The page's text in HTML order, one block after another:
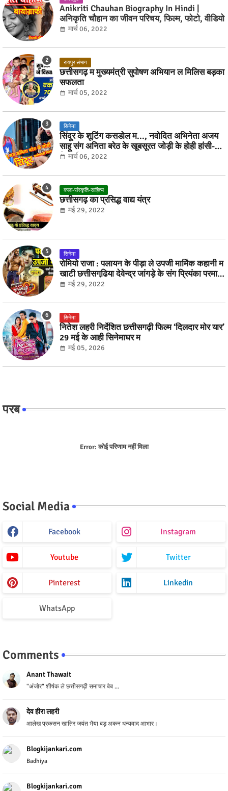
Anikriti Chauhan Biography In Hindi |
अनिकृति चौहान का जीवन परिचय, फिल्म, फोटो, वीडियो
मार्च 06, 2022
रायपुर संभाग
छत्तीसगढ़ म मुख्यमंत्री सुपोषण अभियान ल मिलिस बड़का
सफलता
मार्च 05, 2022
सिनेमा
सिंदूर के शूटिंग कसडोल म..., नवोदित अभिनेता अजय
साहू संग अनिता बरेठ के खूबसूरत जोड़ी के होही हांसी-
ठिठोली
मार्च 06, 2022
कला-संस्कृति-साहित्य
छत्तीसगढ़ का प्रसिद्ध वाद्य यंत्र
मई 29, 2022
सिनेमा
रोमियो राजा : पलायन के पीड़ा ले उपजी मार्मिक कहानी म
खाटी छत्तीसगढि़या देवेन्द्र जांगड़े के संग प्रियंका परमार
के दमदार अदाकारी
मई 29, 2022
सिनेमा
नितेश लहरी निर्देशित छत्तीसगढ़ी फिल्म ‘दिलदार मोर यार’
29 मई के आही सिनेमाघर म
मई 05, 2026
परब
Error:कोई परिणाम नहीं मिला
Social Media
Facebook Instagram
Youtube Twitter
Pinterest Linkedin
WhatsApp
Comments
Anant Thawait
"अंजोर" शीर्षक ले छत्तीसगढ़ी समाचार बेब ...
देव‌ हीरा लहरी
आलेख प्रकसन खातिर जयंत भैया बड़ अकन धन्यवाद आभार।
Blogkijankari.com
Badhiya
Blogkijankari.com